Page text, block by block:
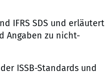
IFRS SDS und erläutert
Angaben zu nicht-
ISSB-Standards und